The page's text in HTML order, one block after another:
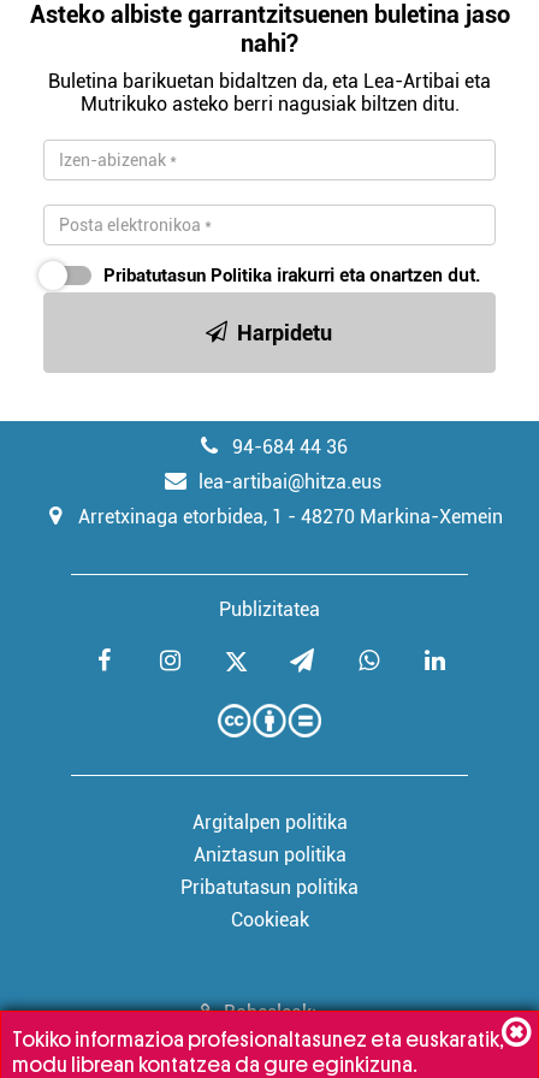
Asteko albiste garrantzitsuenen buletina jaso
nahi?
Buletina barikuetan bidaltzen da, eta Lea-Artibai eta
Mutrikuko asteko berri nagusiak biltzen ditu.
Pribatutasun Politika irakurri eta onartzen dut.
Harpidetu
94-684 44 36
lea-artibai@hitza.eus
Arretxinaga etorbidea, 1 - 48270 Markina-Xemein
Publizitatea
Argitalpen politika
Aniztasun politika
Pribatutasun politika
Cookieak
Babesleak:
Tokiko informazioa profesionaltasunez eta euskaratik,
modu librean kontatzea da gure eginkizuna.